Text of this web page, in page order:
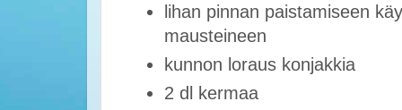
lihan pinnan paistamiseen
mausteineen
kunnon loraus konjakkia
2 dl kermaa